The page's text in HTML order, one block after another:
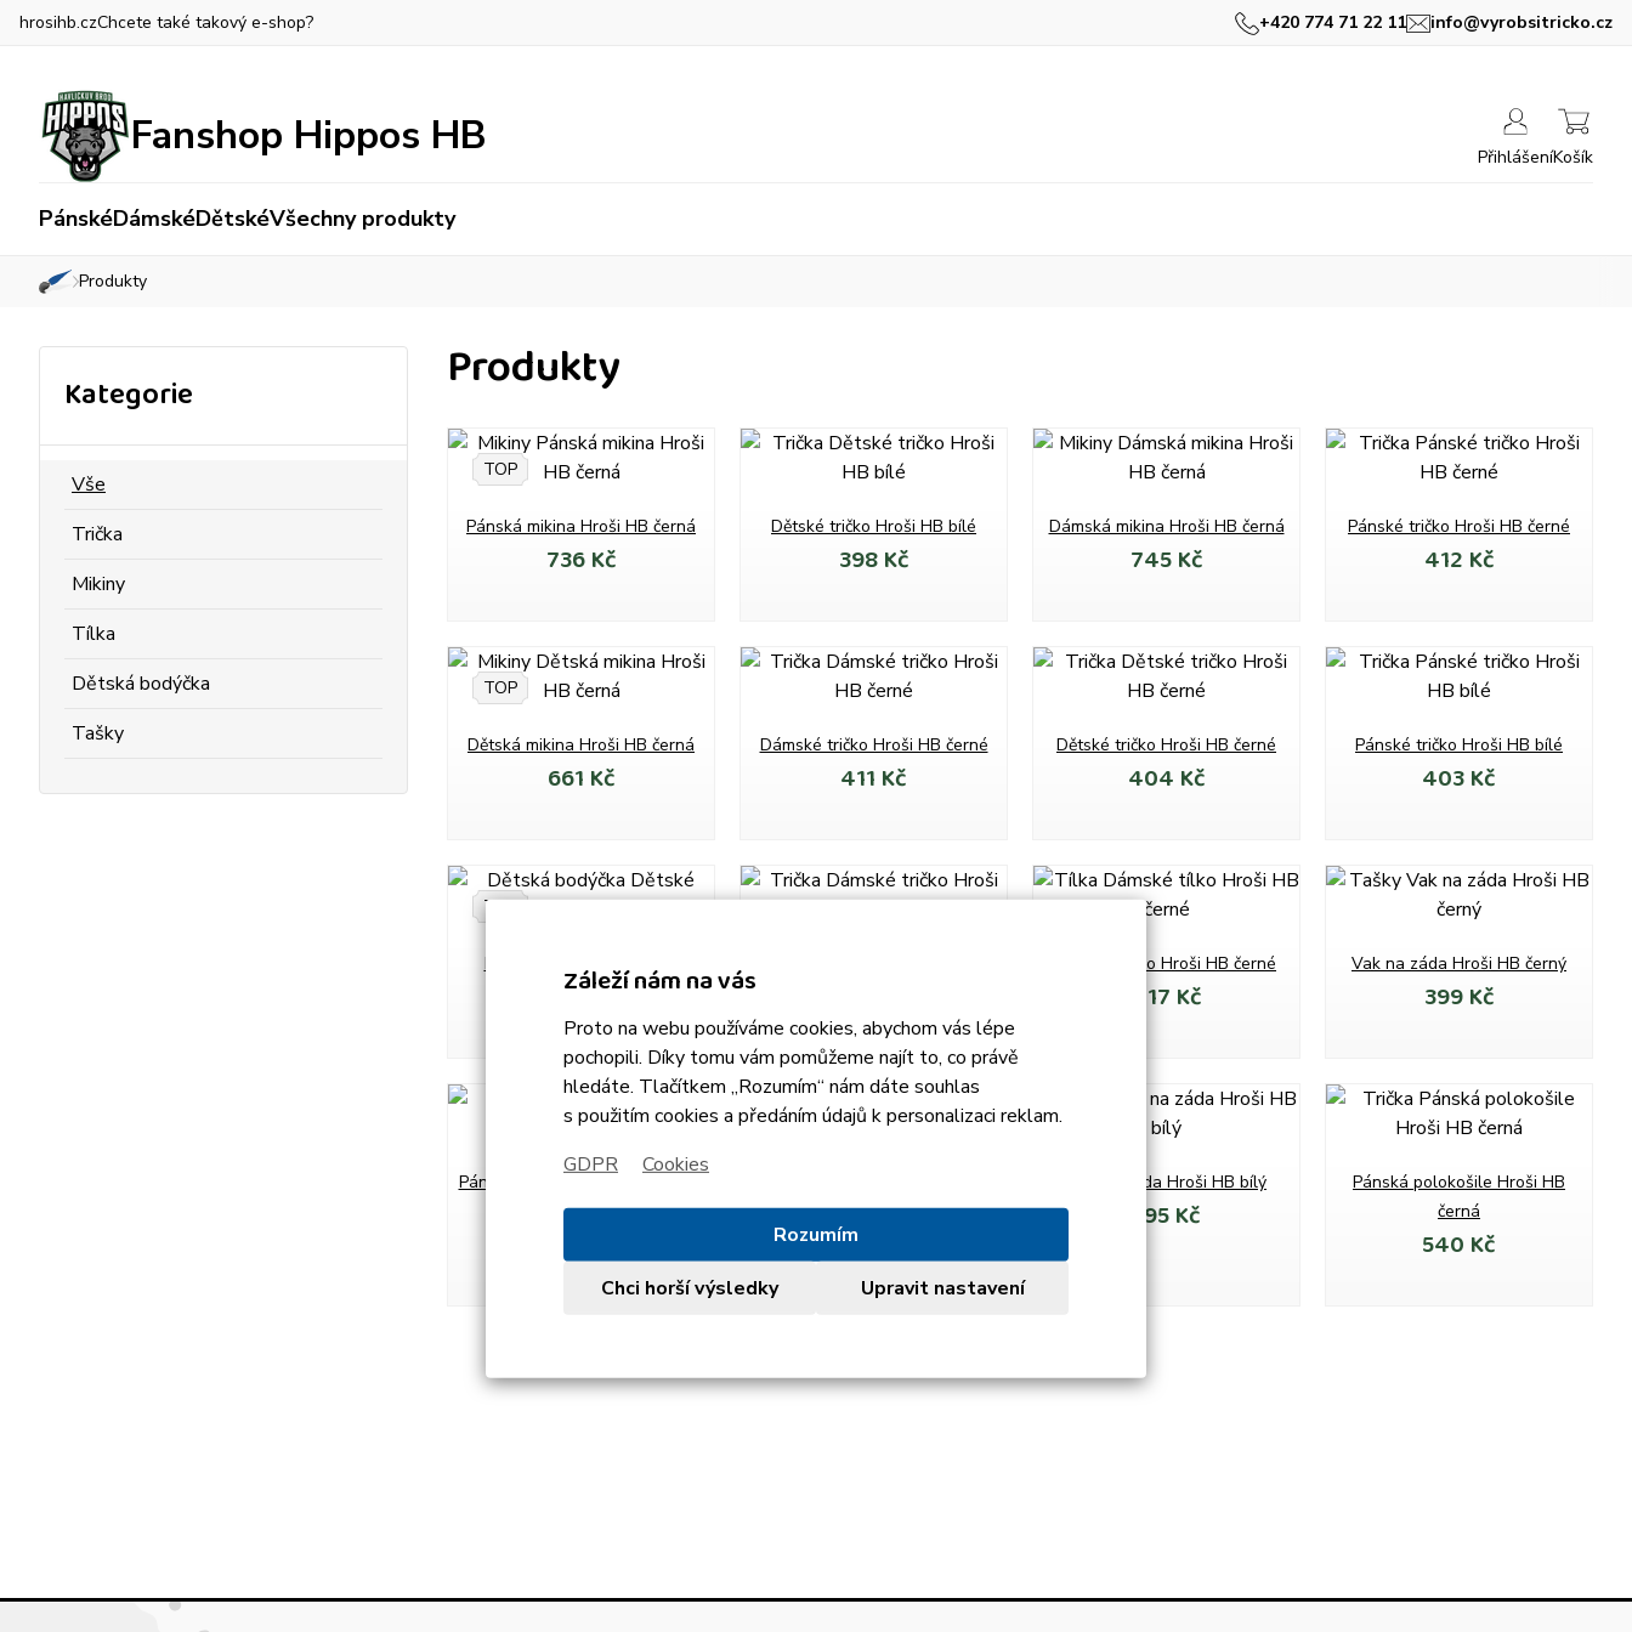
hrosihb.czChcete také takový e-shop? +420 774 71 22 11 info@vyrobsitricko.cz
Fanshop Hippos HB
PánskéDámskéDětskéVšechny produkty
PřihlášeníKošík
»
Produkty
Kategorie
Vše
Trička
Mikiny
Tílka
Dětská bodýčka
Tašky
Produkty
TOP
Pánská mikina Hroši HB černá
736 Kč
Dětské tričko Hroši HB bílé
398 Kč
Dámská mikina Hroši HB černá
745 Kč
Pánské tričko Hroši HB černé
412 Kč
TOP
Dětská mikina Hroši HB černá
661 Kč
Dámské tričko Hroši HB černé
411 Kč
Dětské tričko Hroši HB černé
404 Kč
Pánské tričko Hroši HB bílé
403 Kč
TOP
Dětské bodýčko Hroši HB
465 Kč
Dámské tílko Hroši HB černé
417 Kč
Vak na záda Hroši HB černý
399 Kč
Pánská polokošile Hroši HB bílá
527 Kč 417 Kč
Vak na záda Hroši HB bílý
395 Kč
Pánská polokošile Hroši HB
černá
540 Kč
Záleží nám na vás
Proto na webu používáme cookies, abychom vás lépe
pochopili. Díky tomu vám pomůžeme najít to, co právě
hledáte. Tlačítkem „Rozumím“ nám dáte souhlas
s použitím cookies a předáním údajů k personalizaci reklam.
GDPR
Cookies
Rozumím
Chci horší výsledky Upravit nastavení